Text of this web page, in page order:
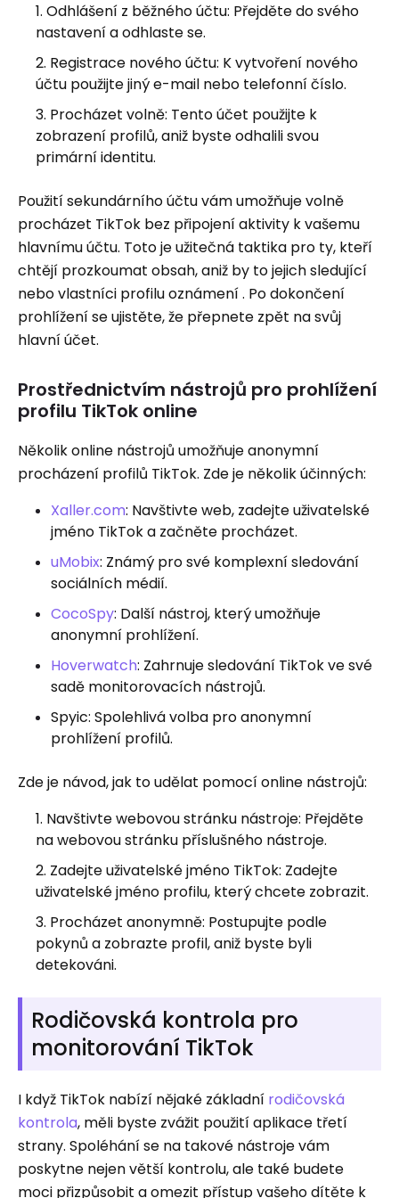
Odhlášení z běžného účtu: Přejděte do svého
nastavení a odhlaste se.
Registrace nového účtu: K vytvoření nového
účtu použijte jiný e-mail nebo telefonní číslo.
Procházet volně: Tento účet použijte k
zobrazení profilů, aniž byste odhalili svou
primární identitu.
Použití sekundárního účtu vám umožňuje volně
procházet TikTok bez připojení aktivity k vašemu
hlavnímu účtu. Toto je užitečná taktika pro ty, kteří
chtějí prozkoumat obsah, aniž by to jejich sledující
nebo vlastníci profilu oznámení . Po dokončení
prohlížení se ujistěte, že přepnete zpět na svůj
hlavní účet.
Prostřednictvím nástrojů pro prohlížení
profilu TikTok online
Několik online nástrojů umožňuje anonymní
procházení profilů TikTok. Zde je několik účinných:
Xaller.com: Navštivte web, zadejte uživatelské
jméno TikTok a začněte procházet.
uMobix: Známý pro své komplexní sledování
sociálních médií.
CocoSpy: Další nástroj, který umožňuje
anonymní prohlížení.
Hoverwatch: Zahrnuje sledování TikTok ve své
sadě monitorovacích nástrojů.
Spyic: Spolehlivá volba pro anonymní
prohlížení profilů.
Zde je návod, jak to udělat pomocí online nástrojů:
Navštivte webovou stránku nástroje: Přejděte
na webovou stránku příslušného nástroje.
Zadejte uživatelské jméno TikTok: Zadejte
uživatelské jméno profilu, který chcete zobrazit.
Procházet anonymně: Postupujte podle
pokynů a zobrazte profil, aniž byste byli
detekováni.
Rodičovská kontrola pro
monitorování TikTok
I když TikTok nabízí nějaké základní rodičovská
kontrola, měli byste zvážit použití aplikace třetí
strany. Spoléhání se na takové nástroje vám
poskytne nejen větší kontrolu, ale také budete
moci přizpůsobit a omezit přístup vašeho dítěte k